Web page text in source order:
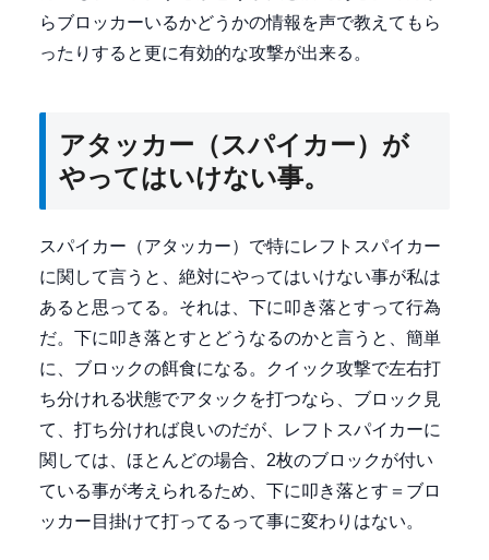
らブロッカーいるかどうかの情報を声で教えてもら
ったりすると更に有効的な攻撃が出来る。
アタッカー（スパイカー）が
やってはいけない事。
スパイカー（アタッカー）で特にレフトスパイカー
に関して言うと、絶対にやってはいけない事が私は
あると思ってる。それは、下に叩き落とすって行為
だ。下に叩き落とすとどうなるのかと言うと、簡単
に、ブロックの餌食になる。クイック攻撃で左右打
ち分けれる状態でアタックを打つなら、ブロック見
て、打ち分ければ良いのだが、レフトスパイカーに
関しては、ほとんどの場合、2枚のブロックが付い
ている事が考えられるため、下に叩き落とす＝ブロ
ッカー目掛けて打ってるって事に変わりはない。